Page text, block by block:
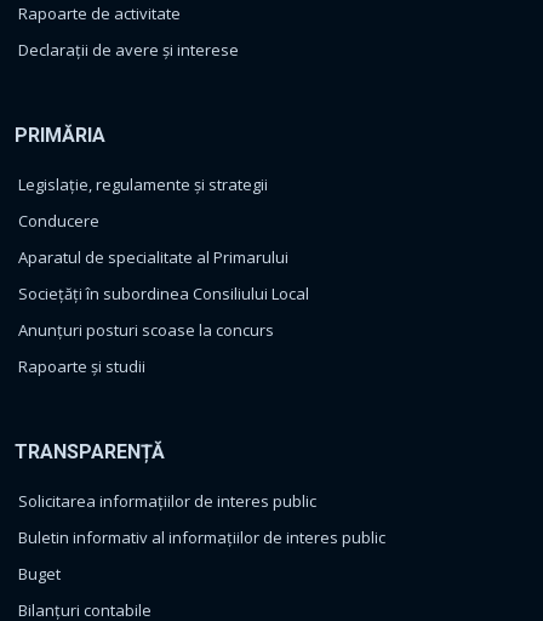
Rapoarte de activitate
Declarații de avere și interese
PRIMĂRIA
Legislație, regulamente și strategii
Conducere
Aparatul de specialitate al Primarului
Sociețăți în subordinea Consiliului Local
Anunțuri posturi scoase la concurs
Rapoarte și studii
TRANSPARENȚĂ
Solicitarea informațiilor de interes public
Buletin informativ al informațiilor de interes public
Buget
Bilanțuri contabile